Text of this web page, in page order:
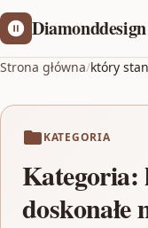
Diamonddesign
Strona główna/który
KATEGORIA
Kategoria:
doskonałe